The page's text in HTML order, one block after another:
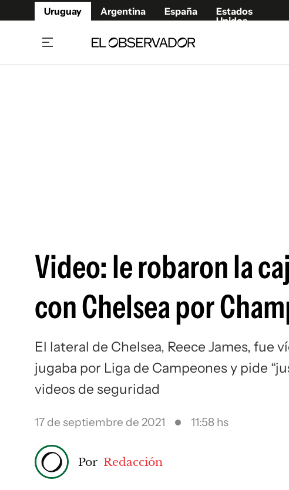
Uruguay Argentina España
Estados
Unidos
Video: le robaron la
con Chelsea por
El lateral de Chelsea, Reece James, fue
jugaba por Liga de Campeones y pide
videos de seguridad
17 de septiembre de 2021 11:58 hs
Por Redacción